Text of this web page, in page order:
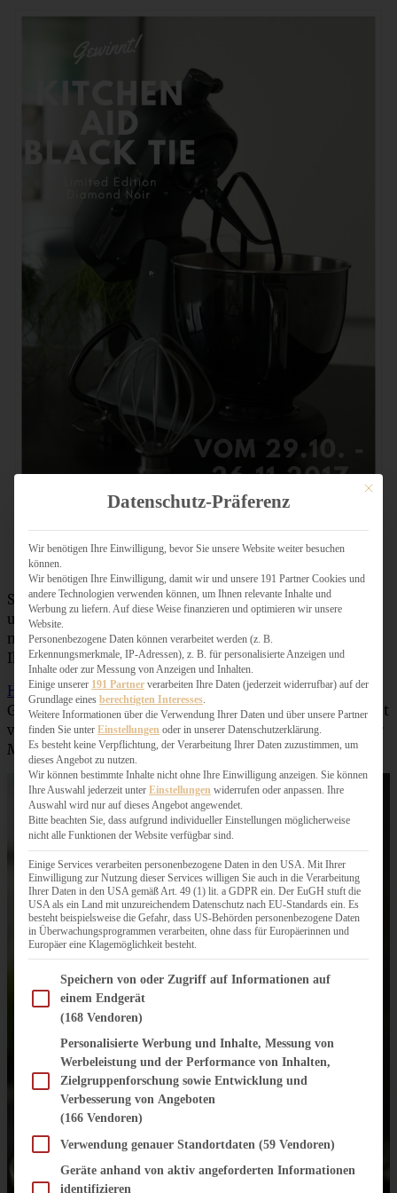
Nehmt dieses Foto sehr gerne für Eure Beiträge mit!
So, nun gibt es hier das versprochene Rezept für
unserenClassic New York Cheesecake und ich bin ganz
mächtig gespannt, welche Lieblings-Geburtstagskuchen
Ihr habt!
Hiergibt es noch einen weiteren Lieblings-
Geburtstagskuchen von uns (das war mein allererster Post
vor 5 Jahren :) ) – mein weltallerbester und super saftiger
Marmorkuchen!
Mit
Datenschutz-Präferenz
Wir benötigen Ihre Einwilligung, bevor Sie unsere Website weiter besuchen
können.
Wir benötigen Ihre Einwilligung, damit wir und unsere 191 Partner Cookies und
andere Technologien verwenden können, um Ihnen relevante Inhalte und
Werbung zu liefern. Auf diese Weise finanzieren und optimieren wir unsere
Website.
Personenbezogene Daten können verarbeitet werden (z. B.
Erkennungsmerkmale, IP-Adressen), z. B. für personalisierte Anzeigen und
Inhalte oder zur Messung von Anzeigen und Inhalten.
Einige unserer 191 Partner verarbeiten Ihre Daten (jederzeit widerrufbar) auf der
Grundlage eines berechtigten Interesses
Weitere Informationen über die Verwendung Ihrer Daten und über unsere Partner
finden Sie unter Einstellungen oder in unserer Datenschutzerklärung.
Es besteht keine Verpflichtung, der Verarbeitung Ihrer Daten zuzustimmen, um
dieses Angebot zu nutzen.
Wir können bestimmte Inhalte nicht ohne Ihre Einwilligung anzeigen. Sie können
Ihre Auswahl jederzeit unter Einstellungen widerrufen oder anpassen. Ihre
Auswahl wird nur auf dieses Angebot angewendet.
Bitte beachten Sie, dass aufgrund individueller Einstellungen möglicherweise
nicht alle Funktionen der Website verfügbar sind.
Einige Services verarbeiten personenbezogene Daten in den USA. Mit Ihrer
Einwilligung zur Nutzung dieser Services willigen Sie auch in die Verarbeitung
Ihrer Daten in den USA gemäß Art. 49 (1) lit. a GDPR ein. Der EuGH stuft die
USA als ein Land mit unzureichendem Datenschutz nach EU-Standards ein. Es
besteht beispielsweise die Gefahr, dass US-Behörden personenbezogene Daten
in Überwachungsprogrammen verarbeiten, ohne dass für Europäerinnen und
Europäer eine Klagemöglichkeit besteht.
Im Folgenden finden Sie eine Liste der Zwecke des IAB Transparency and Consent
Speichern von oder Zugriff auf Informationen auf
einem Endgerät
(168 Vendoren)
Personalisierte Werbung und Inhalte, Messung von
Werbeleistung und der Performance von Inhalten,
Zielgruppenforschung sowie Entwicklung und
Verbesserung von Angeboten
(166 Vendoren)
Verwendung genauer Standortdaten (59 Vendoren)
Geräte anhand von aktiv angeforderten Informationen
identifizieren